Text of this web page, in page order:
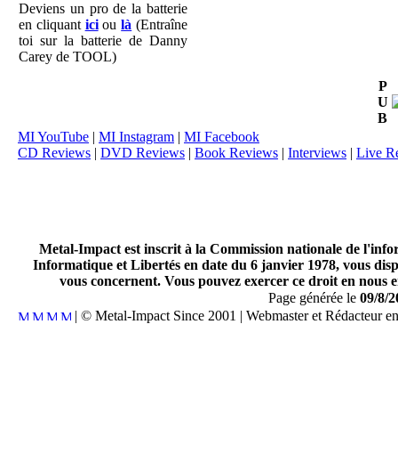
Deviens un pro de la batterie
en cliquant icioulà (Entraîne
toi sur la batterie de Danny
Carey de TOOL)
P
U
B
MI YouTube | MI Instagram | MI Facebook
CD Reviews | DVD Reviews | Book Reviews | Interviews | Live
Metal-Impact est inscrit à la Commission nationale de
Informatique et Libertés en date du 6 janvier 1978, vous
vous concernent. Vous pouvez exercer ce droit en
Page générée le 09/8/
| © Metal-Impact Since 2001 | Webmaster et Rédacteur